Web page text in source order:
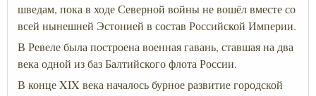
шведам, пока в ходе Северной войны не вошёл вместе со
всей нынешней Эстонией в состав Российской Империи.
В Ревеле была построена военная гавань, ставшая на два
века одной из баз Балтийского флота России.
В конце XIX века началось бурное развитие городской